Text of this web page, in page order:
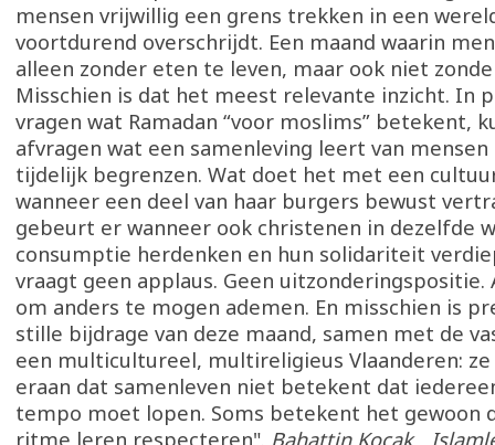
mensen vrijwillig een grens trekken in een
voortdurend overschrijdt. Een maand waarin
alleen zonder eten te leven, maar ook niet
Misschien is dat het meest relevante inzicht. In
vragen wat Ramadan “voor moslims” betekent,
afvragen wat een samenleving leert van
tijdelijk begrenzen. Wat doet het met een
wanneer een deel van haar burgers bewust
gebeurt er wanneer ook christenen in dezelfde
consumptie herdenken en hun solidariteit
vraagt geen applaus. Geen
om anders te mogen ademen. En misschien is
stille bijdrage van deze maand, samen met de
een multicultureel, multireligieus Vlaanderen:
eraan dat samenleven niet betekent dat
tempo moet lopen. Soms betekent het gewoon
ritme leren respecteren". Bahattin Koçak